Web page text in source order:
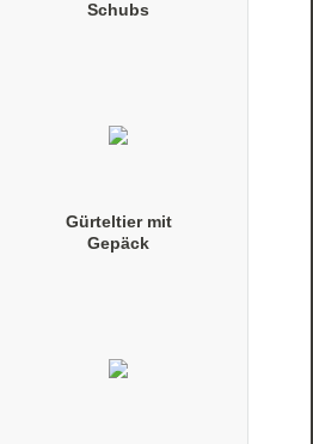
Schubs
Gürteltier mit
Gepäck